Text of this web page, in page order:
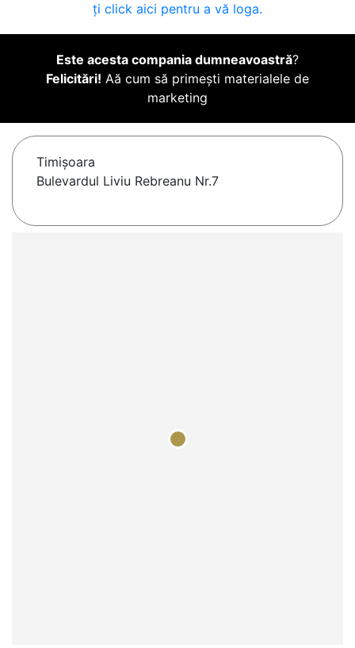
ți click aici pentru a vă loga.
Este acesta compania dumneavoastră?
Felicitări! Aă cum să primești materialele de
marketing
Timişoara
Bulevardul Liviu Rebreanu Nr.7